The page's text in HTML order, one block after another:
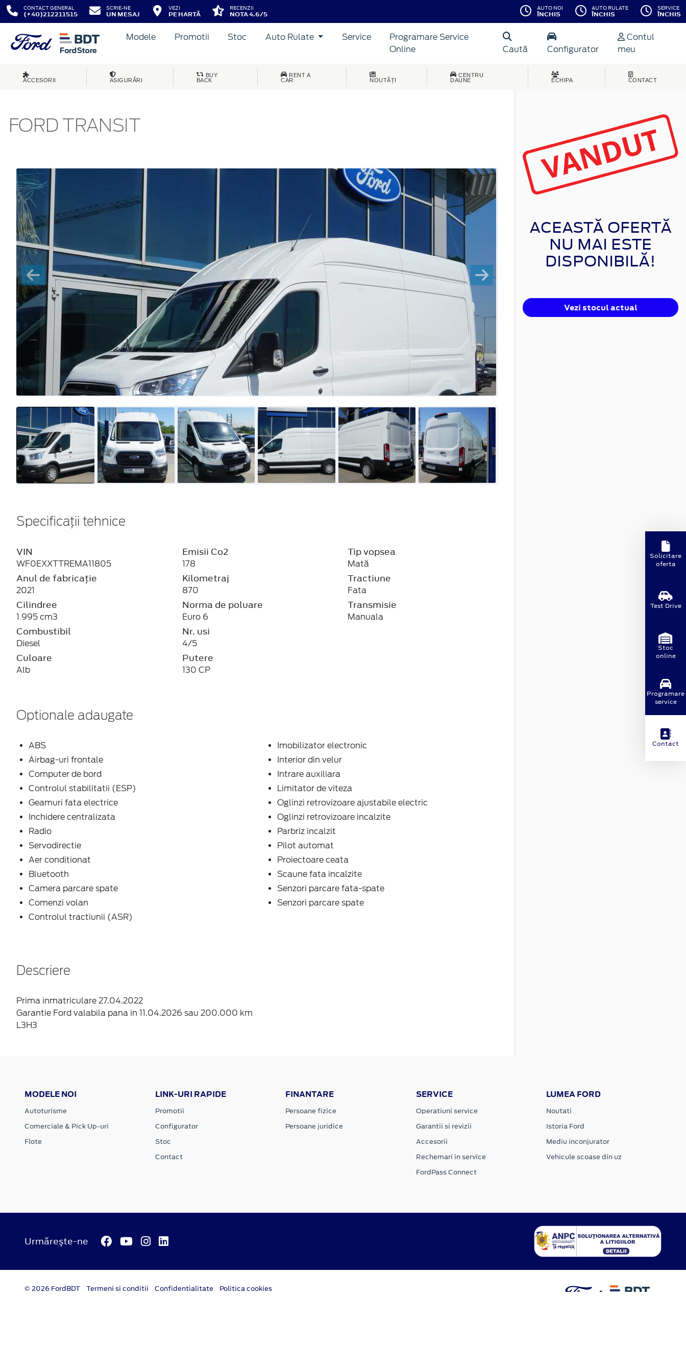
CONTACT GENERAL
(+40)212211515
SCRIE-NE
UN MESAJ
VEZI
PE HARTĂ
RECENZII
NOTA 4.6/5
AUTO NOI
ÎNCHIS
AUTO RULATE
ÎNCHIS
SERVICE
ÎNCHIS
Modele Promotii Stoc Auto Rulate Service
Programare Service
Online
Caută Configurator
Contul
meu
ACCESORII ASIGURĂRI
BUY
BACK
RENT A
CAR
NOUTĂȚI
CENTRU
DAUNE
ECHIPA CONTACT
FORD TRANSIT
Specificații tehnice
VIN
WF0EXXTTREMA11805
Anul de fabricație
2021
Cilindree
1 995 cm3
Combustibil
Diesel
Culoare
Alb
Emisii Co2
178
Kilometraj
870
Norma de poluare
Euro 6
Nr. usi
4/5
Putere
130 CP
Tip vopsea
Mată
Tractiune
Fata
Transmisie
Manuala
Optionale adaugate
ABS
Airbag-uri frontale
Computer de bord
Controlul stabilitatii (ESP)
Geamuri fata electrice
Inchidere centralizata
Radio
Servodirectie
Aer conditionat
Bluetooth
Camera parcare spate
Comenzi volan
Controlul tractiunii (ASR)
Imobilizator electronic
Interior din velur
Intrare auxiliara
Limitator de viteza
Oglinzi retrovizoare ajustabile electric
Oglinzi retrovizoare incalzite
Parbriz incalzit
Pilot automat
Proiectoare ceata
Scaune fata incalzite
Senzori parcare fata-spate
Senzori parcare spate
Descriere
Prima inmatriculare 27.04.2022
Garantie Ford valabila pana in 11.04.2026 sau 200.000 km
L3H3
ACEASTĂ OFERTĂ
NU MAI ESTE
DISPONIBILĂ!
Vezi stocul actual
MODELE NOI
Autoturisme
Comerciale & Pick Up-uri
Flote
LINK-URI RAPIDE
Promotii
Configurator
Stoc
Contact
FINANTARE
Persoane fizice
Persoane juridice
SERVICE
Operatiuni service
Garantii si revizii
Accesorii
Rechemari in service
FordPass Connect
LUMEA FORD
Noutati
Istoria Ford
Mediu inconjurator
Vehicule scoase din uz
Urmărește-ne
© 2026 FordBDT Termeni si conditii Confidentialitate Politica cookies
Solicitare
oferta
Test Drive
Stoc
online
Programare
service
Contact